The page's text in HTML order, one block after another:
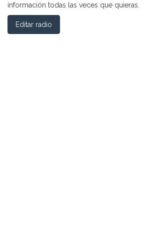
información todas las veces que quieras.
Editar radio